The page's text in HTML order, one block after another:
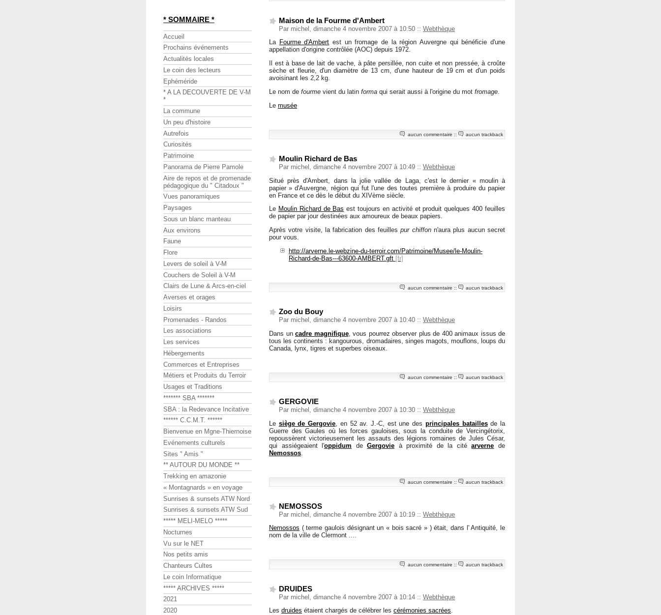
Maison de la Fourme d'Ambert
Par michel, dimanche 4 novembre 2007 à 10:50 :: Webthèque
La Fourme d'Ambert est un fromage de la région Auvergne qui bénéficie d'une
appellation d'origine contrôlée (AOC) depuis 1972.
Il est à base de lait de vache, à pâte persillée, non cuite et non pressée, à croûte
sèche et fleurie, d'un diamètre de 13 cm, d'une hauteur de 19 cm et d'un poids
avoisinant les 2,2 kg.
Le nom de fourme vient du latin forma qui serait aussi à l'origine du mot fromage
Le musée
aucun commentaire :: aucun trackback
Moulin Richard de Bas
Par michel, dimanche 4 novembre 2007 à 10:49 :: Webthèque
Situé près d'Ambert, dans la jolie vallée de Laga, c'est le dernier « moulin à
papier » d'Auvergne, région qui fut l'une des toutes première à produire du papier
en France et ce dès le début du XIVème siècle.
Le Moulin Richard de Bas est toujours en activité et produit quelques 400 feuilles
de papier par jour destinées aux amoureux de beaux papiers.
Après votre visite, la fabrication des feuillespur chiffonn'aura plus aucun secret
pour vous.
http://arverne.le-webzine-du-terroir.com/Patrimoine/Musee/le-Moulin-
Richard-de-Bas---63600-AMBERT.gft
aucun commentaire :: aucun trackback
Zoo du Bouy
Par michel, dimanche 4 novembre 2007 à 10:40 :: Webthèque
Dans un cadre magnifique, vous pourrez observer plus de 400 animaux issus de
tous les continents : kangourous, dromadaires, singes magots, mouflons, loups du
Canada, lynx, tigres et superbes oiseaux.
aucun commentaire :: aucun trackback
GERGOVIE
Par michel, dimanche 4 novembre 2007 à 10:30 :: Webthèque
Le siège de Gergovie , en 52 av. J.-C, est une des principales bataillesde la
Guerre des Gaules où les forces gauloises, sous la conduite de Vercingétorix,
repoussèrent victorieusement les assauts des légions romaines de Jules César,
qui assiégeaient l'oppidum deGergovie à proximité de la citéarverne de
Nemossos
aucun commentaire :: aucun trackback
NEMOSSOS
Par michel, dimanche 4 novembre 2007 à 10:19 :: Webthèque
Nemossos ( terme gaulois désignant un « bois sacré » ) était, dans l' Antiquité, le
nom de la ville de Clermont ....
aucun commentaire :: aucun trackback
DRUIDES
Par michel, dimanche 4 novembre 2007 à 10:14 :: Webthèque
Les druides étaient chargés de célébrer les cérémonies sacrées.
* SOMMAIRE *
Accueil
Prochains événements
Actualités locales
Le coin des lecteurs
Ephéméride
* A LA DECOUVERTE DE V-M
*
La commune
Un peu d'histoire
Autrefois
Curiosités
Patrimoine
Panorama de Pierre Pamole
Aire de repos et de promenade
pédagogique du " Citadoux "
Vues panoramiques
Paysages
Sous un blanc manteau
Aux environs
Faune
Flore
Levers de soleil à V-M
Couchers de Soleil à V-M
Clairs de Lune & Arcs-en-ciel
Averses et orages
Loisirs
Promenades - Randos
Les associations
Les services
Hébergements
Commerces et Entreprises
Métiers et Produits du Terroir
Usages et Traditions
******* SBA *******
SBA : la Redevance Incitative
****** C.C.M.T. ******
Bienvenue en Mgne-Thiernoise
Evénements culturels
Sites " Amis "
** AUTOUR DU MONDE **
Trekking en amazonie
« Montagnards » en voyage
Sunrises & sunsets ATW Nord
Sunrises & sunsets ATW Sud
***** MELI-MELO *****
Nocturnes
Vu sur le NET
Nos petits amis
Chanteurs Cultes
Le coin Informatique
***** ARCHIVES *****
2021
2020